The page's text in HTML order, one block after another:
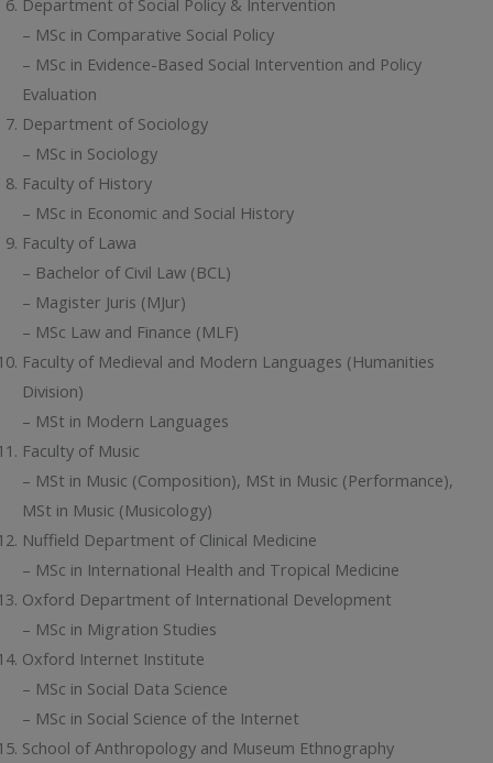
Department of Social Policy & Intervention
– MSc in Comparative Social Policy
– MSc in Evidence-Based Social Intervention and Policy
Evaluation
Department of Sociology
– MSc in Sociology
Faculty of History
– MSc in Economic and Social History
Faculty of Lawa
– Bachelor of Civil Law (BCL)
– Magister Juris (MJur)
– MSc Law and Finance (MLF)
Faculty of Medieval and Modern Languages (Humanities
Division)
– MSt in Modern Languages
Faculty of Music
– MSt in Music (Composition), MSt in Music (Performance),
MSt in Music (Musicology)
Nuffield Department of Clinical Medicine
– MSc in International Health and Tropical Medicine
Oxford Department of International Development
– MSc in Migration Studies
Oxford Internet Institute
– MSc in Social Data Science
– MSc in Social Science of the Internet
School of Anthropology and Museum Ethnography